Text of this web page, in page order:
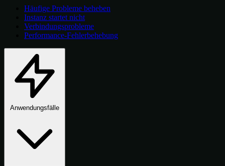
Häufige Probleme beheben
Instanz startet nicht
Verbindungsprobleme
Performance-Fehlerbehebung
Anwendungsfälle